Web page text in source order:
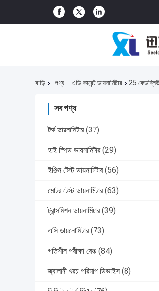
বাড়ি পণ্য এডি কারেন্ট ডায়নামিটার 25 কেডব্লিউ
সব পণ্য
টর্ক ডায়নামিটার (37)
হাই স্পিড ডায়নামিটার (29)
ইঞ্জিন টেস্ট ডায়নামিটার (56)
মোটর টেস্ট ডায়নামিটার (63)
ট্রান্সমিশন ডায়নামিটার (39)
এসি ডায়নোমিটার (73)
গতিশীল পরীক্ষা বেঞ্চ (84)
জ্বালানী খরচ পরিমাপ ডিভাইস (8)